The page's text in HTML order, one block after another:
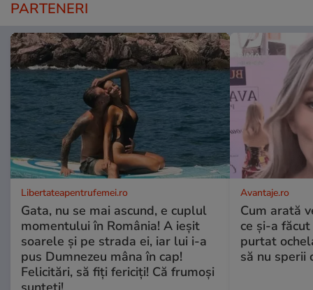
PARTENERI
Libertateapentrufemei.ro
Gata, nu se mai ascund, e cuplul
momentului în România! A ieșit
soarele și pe strada ei, iar lui i-a
pus Dumnezeu mâna în cap!
Felicitări, să fiți fericiți! Că frumoși
Avantaje.ro
Cum arată
ce și-a
purtat
să nu sperii